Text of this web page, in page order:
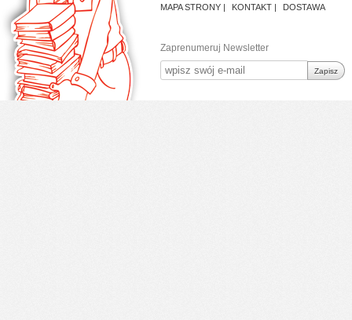
MAPA STRONY KONTAKT DOSTAWA
Zaprenumeruj Newsletter